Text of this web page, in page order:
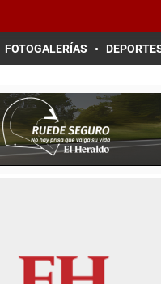
FOTOGALERÍAS